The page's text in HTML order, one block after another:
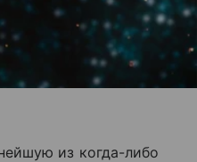
из когда-либо